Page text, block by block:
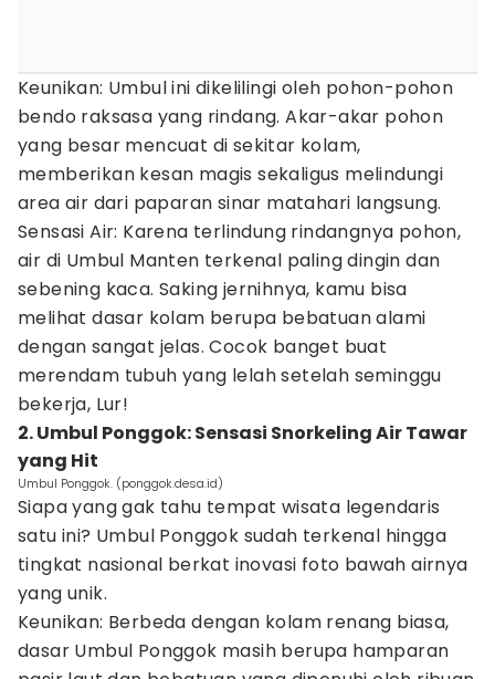
Keunikan: Umbul ini dikelilingi oleh pohon-pohon
bendo raksasa yang rindang. Akar-akar pohon
yang besar mencuat di sekitar kolam,
memberikan kesan magis sekaligus melindungi
area air dari paparan sinar matahari langsung.
Sensasi Air: Karena terlindung rindangnya pohon,
air di Umbul Manten terkenal paling dingin dan
sebening kaca. Saking jernihnya, kamu bisa
melihat dasar kolam berupa bebatuan alami
dengan sangat jelas. Cocok banget buat
merendam tubuh yang lelah setelah seminggu
bekerja, Lur!
2. Umbul Ponggok: Sensasi Snorkeling Air Tawar
yang Hit
Umbul Ponggok. (ponggok.desa.id)
Siapa yang gak tahu tempat wisata legendaris
satu ini? Umbul Ponggok sudah terkenal hingga
tingkat nasional berkat inovasi foto bawah airnya
yang unik.
Keunikan: Berbeda dengan kolam renang biasa,
dasar Umbul Ponggok masih berupa hamparan